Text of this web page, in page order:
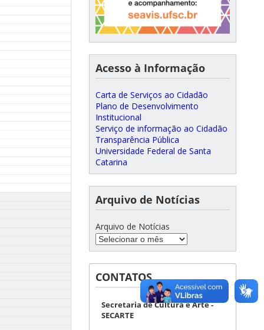
Acesso à Informação
Carta de Serviços ao Cidadão
Plano de Desenvolvimento
Institucional
Serviço de informação ao Cidadão
Transparência Pública
Universidade Federal de Santa
Catarina
Arquivo de Notícias
Arquivo de Notícias
CONTATOS
Secretaria de Cultura e Arte -
SECARTE